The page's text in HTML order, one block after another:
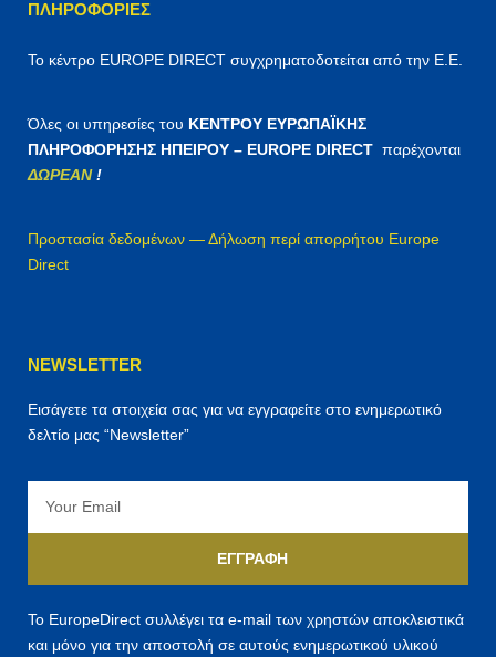
ΠΛΗΡΟΦΟΡΊΕΣ
Το κέντρο EUROPE DIRECT συγχρηματοδοτείται από την Ε.Ε.
Όλες οι υπηρεσίες του ΚΕΝΤΡΟΥ ΕΥΡΩΠΑΪΚΗΣ
ΠΛΗΡΟΦΟΡΗΣΗΣ ΗΠΕΙΡΟΥ – EUROPE DIRECT παρέχονται
ΔΩΡΕΑΝ!
Προστασία δεδομένων — Δήλωση περί απορρήτου Europe
Direct
NEWSLETTER
Εισάγετε τα στοιχεία σας για να εγγραφείτε στο ενημερωτικό
δελτίο μας “Newsletter”
ΕΓΓΡΑΦΉ
Το EuropeDirect συλλέγει τα e-mail των χρηστών αποκλειστικά
και μόνο για την αποστολή σε αυτούς ενημερωτικού υλικού